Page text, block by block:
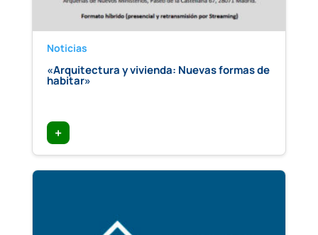
Noticias
«Arquitectura y vivienda: Nuevas formas de
habitar»
+